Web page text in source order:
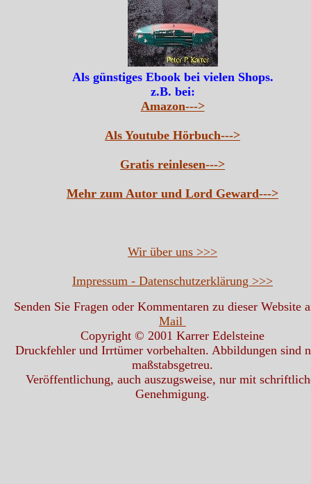
Als günstiges Ebook bei vielen Shops.
z.B. bei:
Amazon--->
Als Youtube Hörbuch--->
Gratis reinlesen--->
Mehr zum Autor und Lord Geward--->
Wir über uns >>>
Impressum - Datenschutzerklärung >>>
Senden Sie Fragen oder Kommentaren zu dieser Website
Mail
Copyright © 2001 Karrer Edelsteine
Druckfehler und Irrtümer vorbehalten. Abbildungen sind
maßstabsgetreu.
Veröffentlichung, auch auszugsweise, nur mit
Genehmigung.